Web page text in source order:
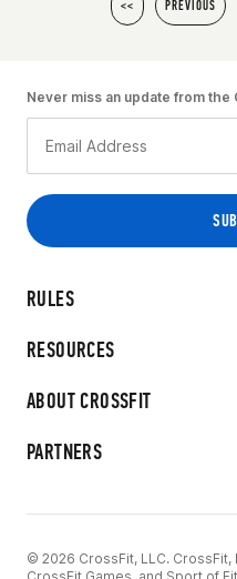
<< PREVIOUS
RULES
RESOURCES
ABOUT CROSSFIT
PARTNERS
Never miss an update from the
© 2026 CrossFit, LLC. CrossFit,